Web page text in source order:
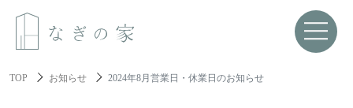
TOP お知らせ 2024年8月営業日・休業日のお知らせ